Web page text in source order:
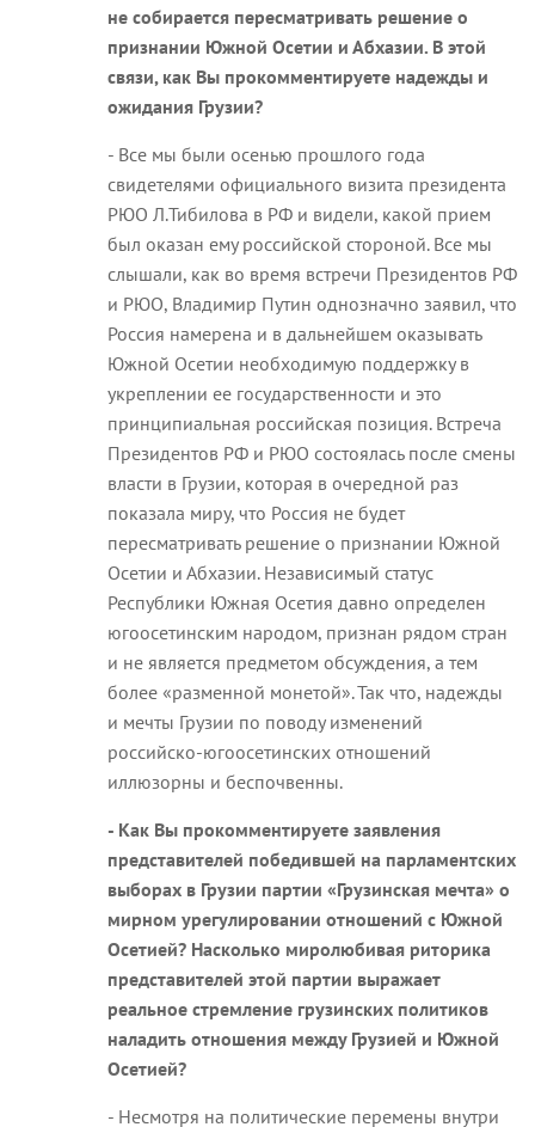
не собирается пересматривать решение о
признании Южной Осетии и Абхазии. В этой
связи, как Вы прокомментируете надежды и
ожидания Грузии?
- Все мы были осенью прошлого года
свидетелями официального визита президента
РЮО Л.Тибилова в РФ и видели, какой прием
был оказан ему российской стороной. Все мы
слышали, как во время встречи Президентов РФ
и РЮО, Владимир Путин однозначно заявил, что
Россия намерена и в дальнейшем оказывать
Южной Осетии необходимую поддержку в
укреплении ее государственности и это
принципиальная российская позиция. Встреча
Президентов РФ и РЮО состоялась после смены
власти в Грузии, которая в очередной раз
показала миру, что Россия не будет
пересматривать решение о признании Южной
Осетии и Абхазии. Независимый статус
Республики Южная Осетия давно определен
югоосетинским народом, признан рядом стран
и не является предметом обсуждения, а тем
более «разменной монетой». Так что, надежды
и мечты Грузии по поводу изменений
российско-югоосетинских отношений
иллюзорны и беспочвенны.
- Как Вы прокомментируете заявления
представителей победившей на парламентских
выборах в Грузии партии «Грузинская мечта» о
мирном урегулировании отношений с Южной
Осетией? Насколько миролюбивая риторика
представителей этой партии выражает
реальное стремление грузинских политиков
наладить отношения между Грузией и Южной
Осетией?
- Несмотря на политические перемены внутри